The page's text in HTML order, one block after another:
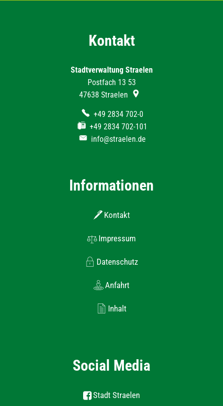
Kontakt
Stadtverwaltung Straelen
Postfach 13 53
47638 Straelen
+49 2834 702-0
+49 2834 702-101
info@straelen.de
Informationen
Kontakt
Impressum
Datenschutz
Anfahrt
Inhalt
Social Media
Stadt Straelen